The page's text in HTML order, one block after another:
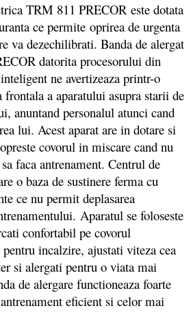
TRM 811 PRECOR este dotata
ce permite oprirea de urgenta
va dezechilibrati. Banda de alergat
datorita procesorului din
ne avertizeaza printr-o
frontala a aparatului asupra starii de
anuntand personalul atunci cand
lui. Acest aparat are in dotare si
covorul in miscare cand nu
faca antrenament. Centrul de
o baza de sustinere ferma cu
ce nu permit deplasarea
Aparatul se foloseste
confortabil pe covorul
incalzire, ajustati viteza cea
si alergati pentru o viata mai
de alergare functioneaza foarte
eficient si celor mai